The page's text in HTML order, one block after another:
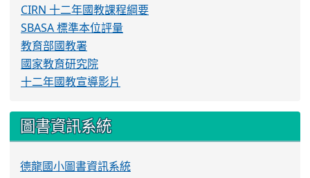
CIRN 十二年國教課程綱要
SBASA 標準本位評量
教育部國教署
國家教育研究院
十二年國教宣導影片
圖書資訊系統
德龍國小圖書資訊系統